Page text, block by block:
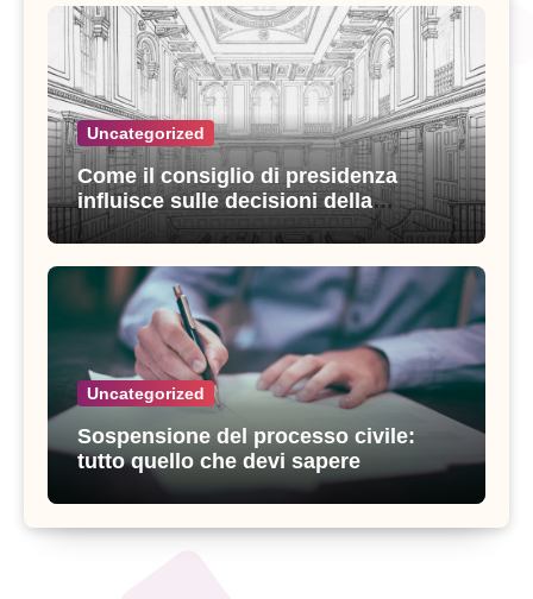
Uncategorized
Come il consiglio di presidenza
influisce sulle decisioni della
giustizia amministrativa
Uncategorized
Sospensione del processo civile:
tutto quello che devi sapere